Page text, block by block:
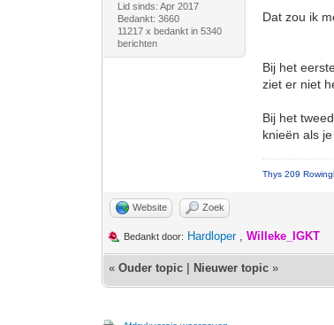
Lid sinds: Apr 2017
Bedankt: 3660
11217 x bedankt in 5340
berichten
Dat zou ik
Bij het
ziet er niet
Bij het
knieën als
Thys 209
Website Zoek
Bedankt door: Hardloper,Willeke_IGKT
«Ouder topic Nieuwer topic »